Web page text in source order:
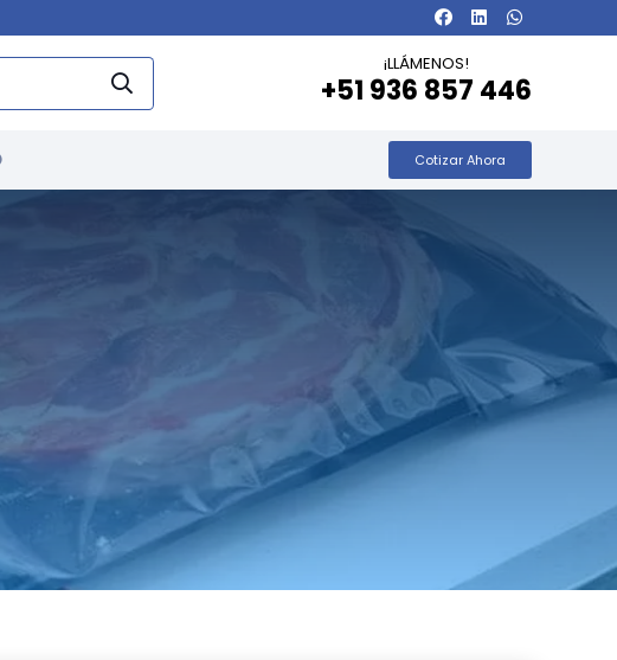
¡LLÁMENOS!
+51 936 857 446
Cotizar Ahora